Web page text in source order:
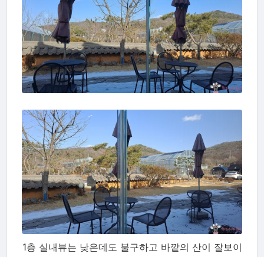
1층 실내뷰는 낮은데도 불구하고 바깥의 산이 잘보이